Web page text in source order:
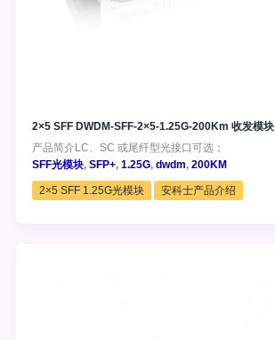
2×5 SFF DWDM-SFF-2×5-1.25G-200Km 收发模块
产品简介LC、SC 或尾纤型光接口可选；
SFF光模块,SFP+,1.25G,dwdm,200KM
2×5 SFF 1.25G光模块 安科士产品介绍